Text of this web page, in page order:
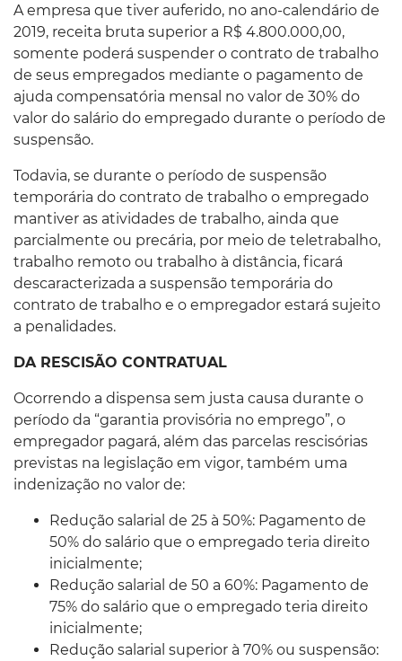
A empresa que tiver auferido, no ano-calendário de
2019, receita bruta superior a R$ 4.800.000,00,
somente poderá suspender o contrato de trabalho
de seus empregados mediante o pagamento de
ajuda compensatória mensal no valor de 30% do
valor do salário do empregado durante o período de
suspensão.
Todavia, se durante o período de suspensão
temporária do contrato de trabalho o empregado
mantiver as atividades de trabalho, ainda que
parcialmente ou precária, por meio de teletrabalho,
trabalho remoto ou trabalho à distância, ficará
descaracterizada a suspensão temporária do
contrato de trabalho e o empregador estará sujeito
a penalidades.
DA RESCISÃO CONTRATUAL
Ocorrendo a dispensa sem justa causa durante o
período da “garantia provisória no emprego”, o
empregador pagará, além das parcelas rescisórias
previstas na legislação em vigor, também uma
indenização no valor de:
Redução salarial de 25 à 50%: Pagamento de
50% do salário que o empregado teria direito
inicialmente;
Redução salarial de 50 a 60%: Pagamento de
75% do salário que o empregado teria direito
inicialmente;
Redução salarial superior à 70% ou suspensão: